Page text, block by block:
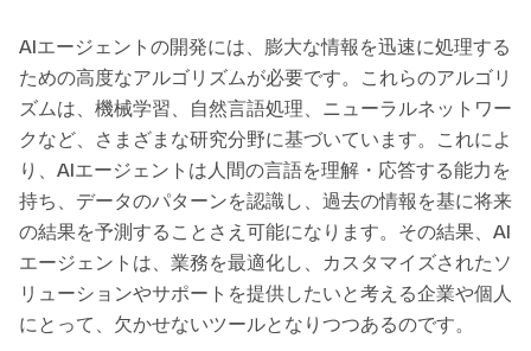
AIエージェントの開発には、膨大な情報を迅速に処理する
ための高度なアルゴリズムが必要です。これらのアルゴリ
ズムは、機械学習、自然言語処理、ニューラルネットワー
クなど、さまざまな研究分野に基づいています。これによ
り、AIエージェントは人間の言語を理解・応答する能力を
持ち、データのパターンを認識し、過去の情報を基に将来
の結果を予測することさえ可能になります。その結果、AI
エージェントは、業務を最適化し、カスタマイズされたソ
リューションやサポートを提供したいと考える企業や個人
にとって、欠かせないツールとなりつつあるのです。